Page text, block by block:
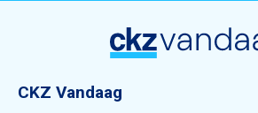
CKZ Vandaag